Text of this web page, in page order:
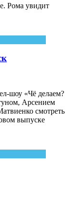
Рома увидит
шоу «Чё делаем?
Арсением
смотреть
выпуске